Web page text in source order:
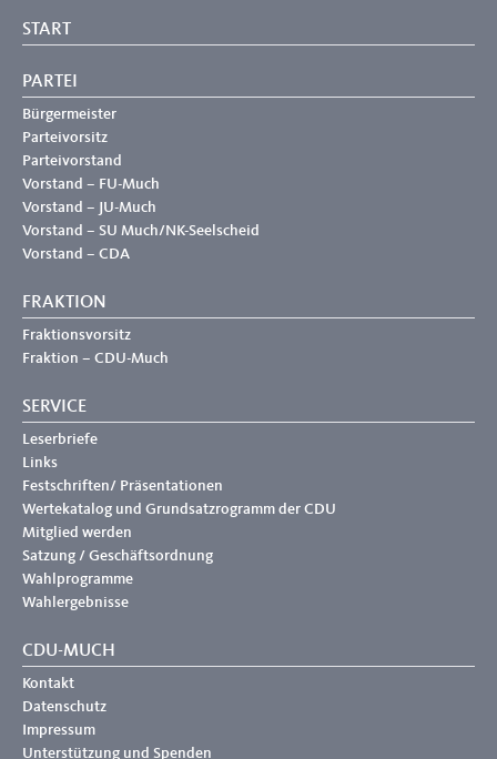
START
PARTEI
Bürgermeister
Parteivorsitz
Parteivorstand
Vorstand – FU-Much
Vorstand – JU-Much
Vorstand – SU Much/NK-Seelscheid
Vorstand – CDA
FRAKTION
Fraktionsvorsitz
Fraktion – CDU-Much
SERVICE
Leserbriefe
Links
Festschriften/ Präsentationen
Wertekatalog und Grundsatzrogramm der CDU
Mitglied werden
Satzung / Geschäftsordnung
Wahlprogramme
Wahlergebnisse
CDU-MUCH
Kontakt
Datenschutz
Impressum
Unterstützung und Spenden